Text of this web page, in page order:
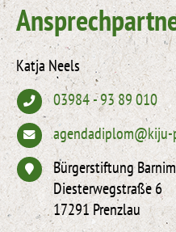
Katja Neels
03984 - 93 89 010
Bürgerstiftung
Diesterwegstraße 6
17291 Prenzlau